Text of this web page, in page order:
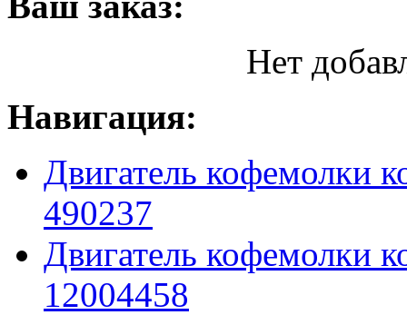
Нет
Навигация:
Двигатель кофемолки
490237
Двигатель кофемолки
12004458